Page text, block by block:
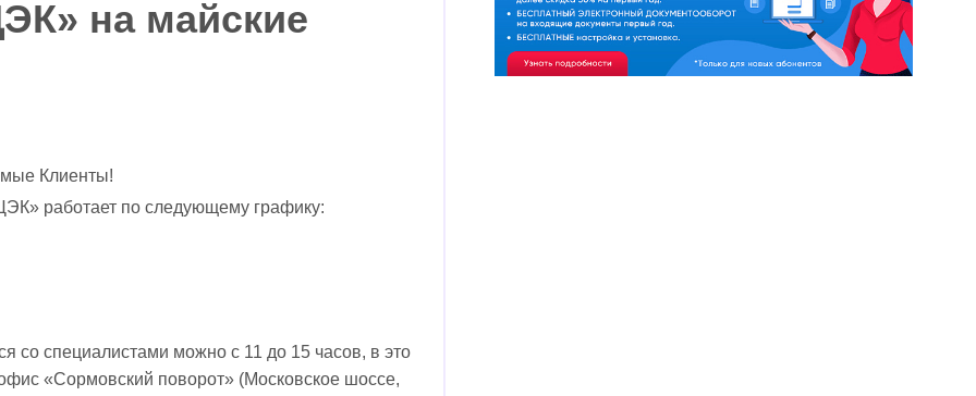
на майские
Клиенты!
работает по следующему графику:
со специалистами можно с 11 до 15 часов, в это
«Сормовский поворот» (Московское шоссе,